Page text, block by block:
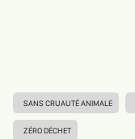
SANS CRUAUTÉ ANIMALE
ZÉRO DÉCHET